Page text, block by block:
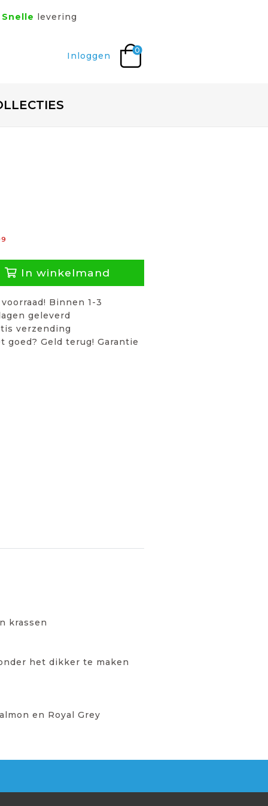
Snelle levering
Inloggen
0
In winkelmand
Binnen 1-3
geleverd
verzending
goed? Geld terug! Garantie
krassen
het dikker te maken
en Royal Grey